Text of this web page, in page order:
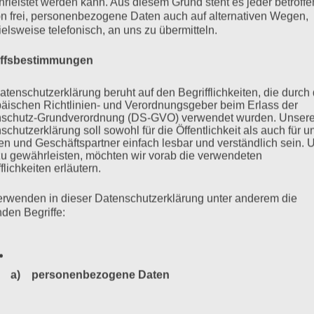
Hamburg hat ein Problem
Hannoverscher Bahnhof: das
und der Landesverein der Sinti in Hamburg mahnen.
frei, personenbezogene Daten auch auf alternativen Wegen,
telefonisch, an uns zu übermitteln.
beruht auf den Begrifflichkeiten, die durch
Richtlinien- und Verordnungsgeber beim Erlass der
Grundverordnung (DS-GVO) verwendet wurden. Unsere
soll sowohl für die Öffentlichkeit als auch für
und Geschäftspartner einfach lesbar und verständlich sein.
gewährleisten, möchten wir vorab die verwendeten
erläutern.
in dieser Datenschutzerklärung unter anderem die
Begriffe:
a) personenbezogene Daten